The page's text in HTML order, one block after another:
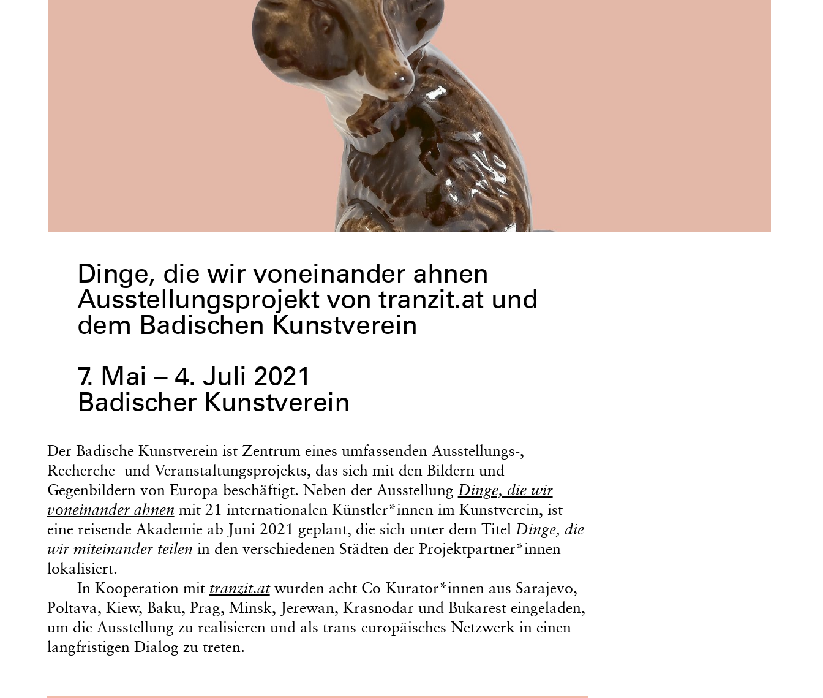
Dinge, die wir voneinander ahnen
Ausstellungsprojekt von tranzit.at und
dem Badischen Kunstverein
7. Mai – 4. Juli 2021
Badischer Kunstverein
Der Badische Kunstverein ist Zentrum eines umfassenden Ausstellungs-,
Recherche- und Veranstaltungsprojekts, das sich mit den Bildern und
Gegenbildern von Europa beschäftigt. Neben der Ausstellung Dinge, die wir
voneinander ahnen mit 21 internationalen Künstler*innen im Kunstverein, ist
eine reisende Akademie ab Juni 2021 geplant, die sich unter dem Titel Dinge, die
wir miteinander teilen in den verschiedenen Städten der Projektpartner*innen
lokalisiert.
In Kooperation mit tranzit.atwurden acht Co-Kurator*innen aus Sarajevo,
Poltava, Kiew, Baku, Prag, Minsk, Jerewan, Krasnodar und Bukarest eingeladen,
um die Ausstellung zu realisieren und als trans-europäisches Netzwerk in einen
langfristigen Dialog zu treten.